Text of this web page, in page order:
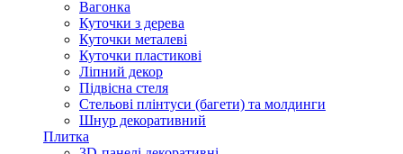
Вагонка
Куточки з дерева
Куточки металеві
Куточки пластикові
Ліпний декор
Підвісна стеля
Стельові плінтуси (багети) та молдинги
Шнур декоративний
Плитка